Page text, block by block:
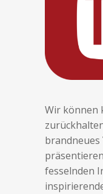
Wir können
brandneues
fesselnden